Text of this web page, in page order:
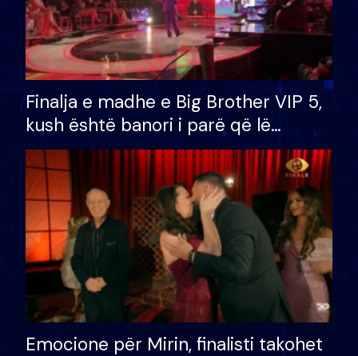
Finalja e madhe e Big Brother VIP 5,
kush është banori i parë që lë
shtëpinë dhe humb mundësinë për
të fituar çmimin e madh
Emocione për Mirin, finalisti takohet